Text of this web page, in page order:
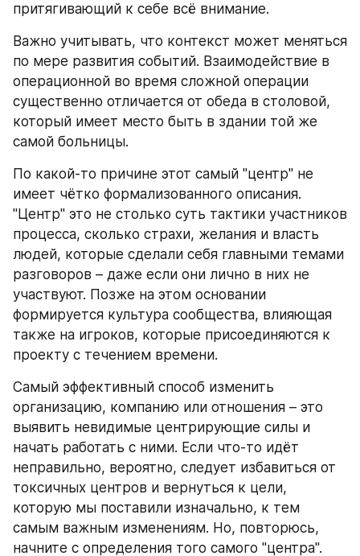
притягивающий к себе всё внимание.
Важно учитывать, что контекст может меняться
по мере развития событий. Взаимодействие в
операционной во время сложной операции
существенно отличается от обеда в столовой,
который имеет место быть в здании той же
самой больницы.
По какой-то причине этот самый "центр" не
имеет чётко формализованного описания.
"Центр" это не столько суть тактики участников
процесса, сколько страхи, желания и власть
людей, которые сделали себя главными темами
разговоров – даже если они лично в них не
участвуют. Позже на этом основании
формируется культура сообщества, влияющая
также на игроков, которые присоединяются к
проекту с течением времени.
Самый эффективный способ изменить
организацию, компанию или отношения – это
выявить невидимые центрирующие силы и
начать работать с ними. Если что-то идёт
неправильно, вероятно, следует избавиться от
токсичных центров и вернуться к цели,
которую мы поставили изначально, к тем
самым важным изменениям. Но, повторюсь,
начните с определения того самого "центра".